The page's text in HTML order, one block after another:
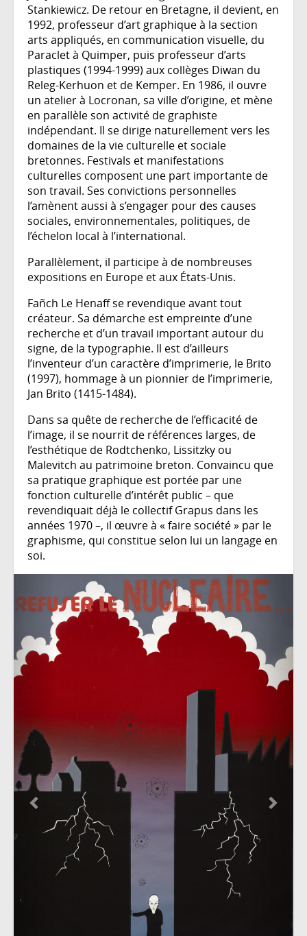
Stankiewicz. De retour en Bretagne, il devient, en
1992, professeur d’art graphique à la section
arts appliqués, en communication visuelle, du
Paraclet à Quimper, puis professeur d’arts
plastiques (1994-1999) aux collèges Diwan du
Releg-Kerhuon et de Kemper. En 1986, il ouvre
un atelier à Locronan, sa ville d’origine, et mène
en parallèle son activité de graphiste
indépendant. Il se dirige naturellement vers les
domaines de la vie culturelle et sociale
bretonnes. Festivals et manifestations
culturelles composent une part importante de
son travail. Ses convictions personnelles
l’amènent aussi à s’engager pour des causes
sociales, environnementales, politiques, de
l’échelon local à l’international.
Parallèlement, il participe à de nombreuses
expositions en Europe et aux États-Unis.
Fañch Le Henaff se revendique avant tout
créateur. Sa démarche est empreinte d’une
recherche et d’un travail important autour du
signe, de la typographie. Il est d’ailleurs
l’inventeur d’un caractère d’imprimerie, le Brito
(1997), hommage à un pionnier de l’imprimerie,
Jan Brito (1415-1484).
Dans sa quête de recherche de l’efficacité de
l’image, il se nourrit de références larges, de
l’esthétique de Rodtchenko, Lissitzky ou
Malevitch au patrimoine breton. Convaincu que
sa pratique graphique est portée par une
fonction culturelle d’intérêt public – que
revendiquait déjà le collectif Grapus dans les
années 1970 –, il œuvre à « faire société » par le
graphisme, qui constitue selon lui un langage en
soi.